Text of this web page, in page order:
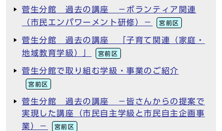
菅生分館 過去の講座 －ボランティア関連
（市民エンパワーメント研修）－
宮前区
菅生分館 過去の講座 「子育て関連（家庭・
地域教育学級）」
宮前区
菅生分館で取り組む学級・事業のご紹介
宮前区
菅生分館 過去の講座 －皆さんからの提案で
実現した講座（市民自主学級と市民自主企画事
業）－
宮前区